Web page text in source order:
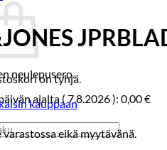
on tyhjä.
kauppaan
neulepusero.
ajalta ( 7.8.2026): 0,00€
eikä myytävänä.